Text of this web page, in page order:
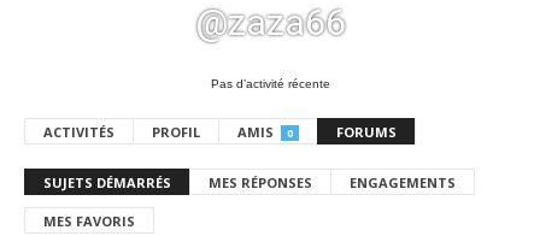
@zaza66
Pas d’activité récente
ACTIVITÉS PROFIL AMIS 0 FORUMS
SUJETS DÉMARRÉS MES RÉPONSES ENGAGEMENTS
MES FAVORIS